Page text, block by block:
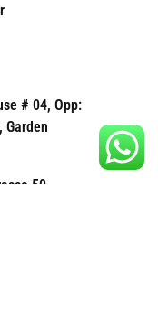
# 04, Opp:
Garden
50,